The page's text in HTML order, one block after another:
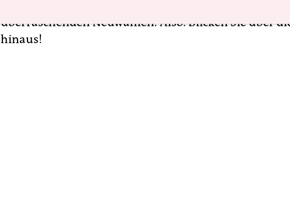
überraschenden Neuwahlen. Also: Blicken Sie über
hinaus!